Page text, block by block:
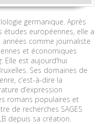
germanique. Après
européennes, elle a
comme journaliste
et économiques
. Elle est aujourd’hui
Ses domaines de
c’est-à-dire la
d’expression
romans populaires et
de recherches SAGES
depuis sa création.